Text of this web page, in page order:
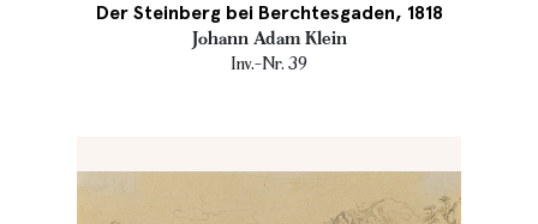
Der Steinberg bei Berchtesgaden, 1818
Johann Adam Klein
Inv.-Nr. 39